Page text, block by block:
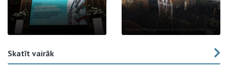
Skatīt vairāk